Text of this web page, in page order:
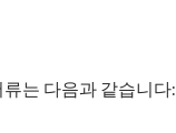
는 다음과 같습니다: